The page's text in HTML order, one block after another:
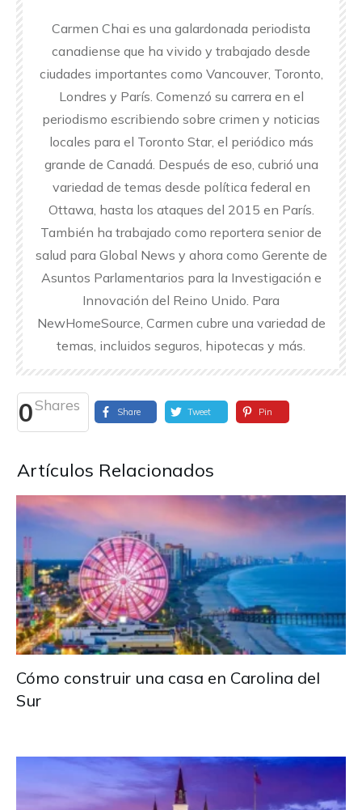
Carmen Chai es una galardonada periodista
canadiense que ha vivido y trabajado desde
ciudades importantes como Vancouver, Toronto,
Londres y París. Comenzó su carrera en el
periodismo escribiendo sobre crimen y noticias
locales para el Toronto Star, el periódico más
grande de Canadá. Después de eso, cubrió una
variedad de temas desde política federal en
Ottawa, hasta los ataques del 2015 en París.
También ha trabajado como reportera senior de
salud para Global News y ahora como Gerente de
Asuntos Parlamentarios para la Investigación e
Innovación del Reino Unido. Para
NewHomeSource, Carmen cubre una variedad de
temas, incluidos seguros, hipotecas y más.
0Shares Share Tweet Pin
Artículos Relacionados
Cómo construir una casa en Carolina del
Sur